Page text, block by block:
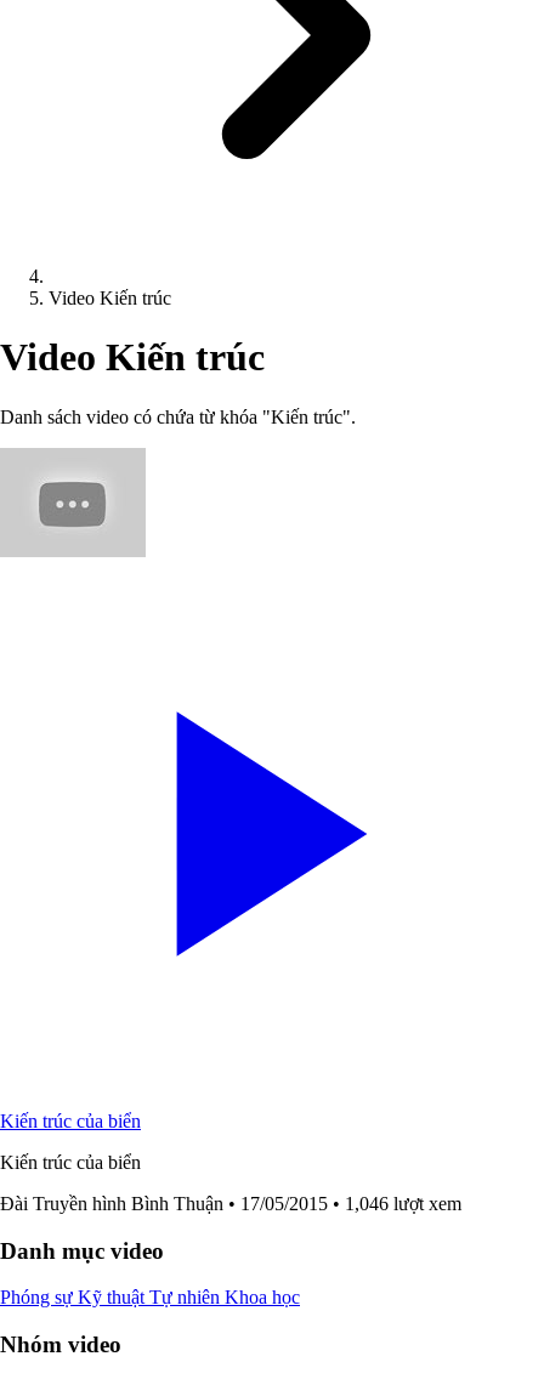
Video Kiến trúc
Video Kiến trúc
Danh sách video có chứa từ khóa "Kiến trúc".
Kiến trúc của biển
Kiến trúc của biển
Đài Truyền hình Bình Thuận • 17/05/2015 • 1,046 lượt xem
Danh mục video
Phóng sự Kỹ thuật Tự nhiên Khoa học
Nhóm video